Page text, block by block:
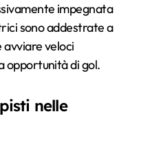
impegnata
sono addestrate a
veloci
opportunità di gol.
nelle